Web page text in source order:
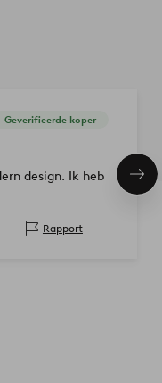
Geverifieerde koper
design. Ik heb
Rapport